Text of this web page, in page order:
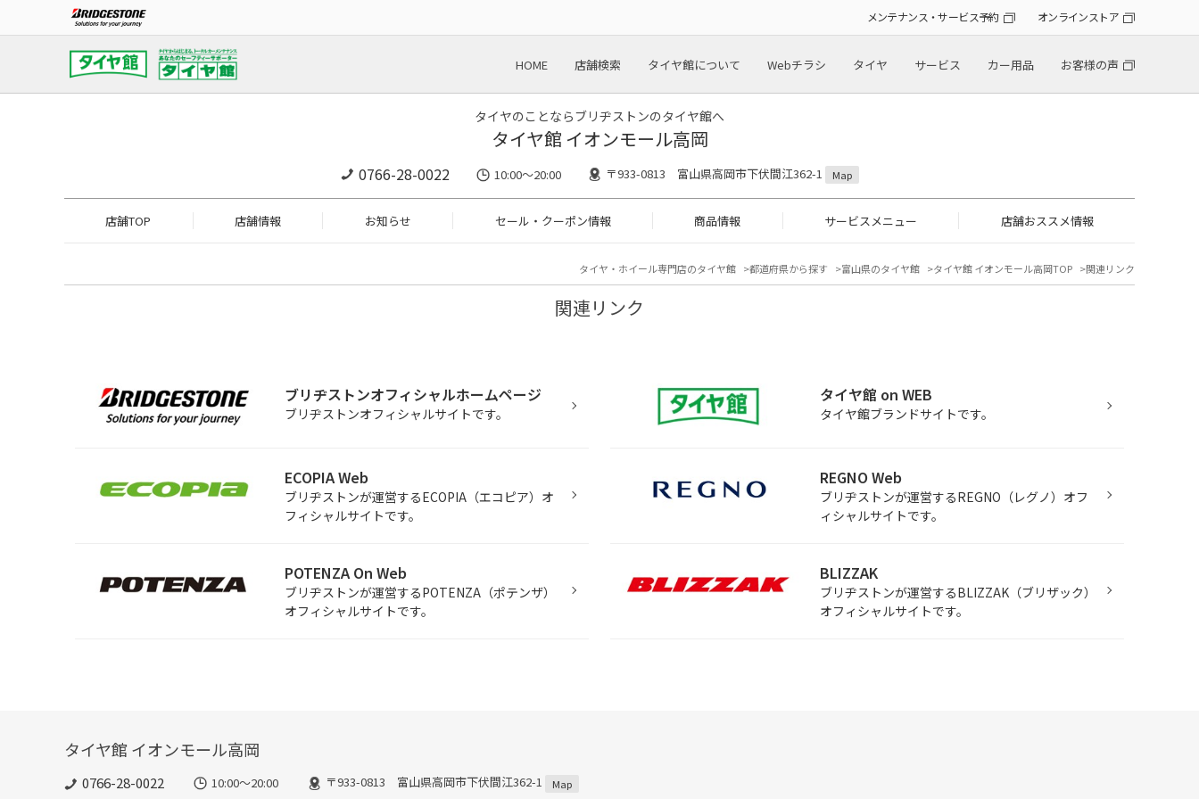
メンテナンス・サービス予約 オンラインストア
HOME 店舗検索 タイヤ館について Webチラシ タイヤ サービス カー用品 お客様の声
タイヤのことならブリヂストンのタイヤ館へ
タイヤ館 イオンモール高岡
0766-28-0022 10:00～20:00 〒933-0813 富山県高岡市下伏間江362-1 Map
店舗TOP 店舗情報 お知らせ セール・クーポン情報 商品情報 サービスメニュー 店舗おススメ情報
タイヤ・ホイール専門店のタイヤ館 都道府県から探す 富山県のタイヤ館 タイヤ館 イオンモール高岡TOP 関連リンク
関連リンク
ブリヂストンオフィシャルホームページ
ブリヂストンオフィシャルサイトです。
タイヤ館 on WEB
タイヤ館ブランドサイトです。
ECOPIA Web
ブリヂストンが運営するECOPIA（エコピア）オ
フィシャルサイトです。
REGNO Web
ブリヂストンが運営するREGNO（レグノ）オフ
ィシャルサイトです。
POTENZA On Web
ブリヂストンが運営するPOTENZA（ポテンザ）
オフィシャルサイトです。
BLIZZAK
ブリヂストンが運営するBLIZZAK（ブリザック）
オフィシャルサイトです。
タイヤ館 イオンモール高岡
0766-28-0022 10:00～20:00 〒933-0813 富山県高岡市下伏間江362-1 Map